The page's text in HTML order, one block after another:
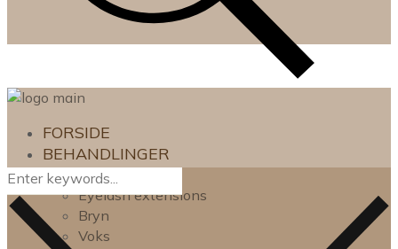
FORSIDE
BEHANDLINGER
Lash lift
Eyelash extensions
Bryn
Voks